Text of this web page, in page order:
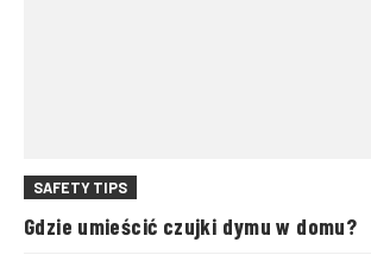
SAFETY TIPS
Gdzie umieścić czujki dymu w domu?